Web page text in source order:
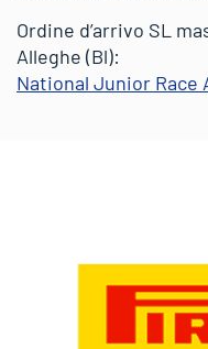
Ordine d’arrivo SL
Alleghe (Bl):
National Junior Race